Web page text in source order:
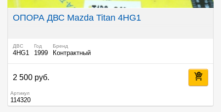
ОПОРА ДВС Mazda Titan 4HG1
ДВС
4HG1
Год
1999
Бренд
Контрактный
2 500 руб.
Артикул
114320